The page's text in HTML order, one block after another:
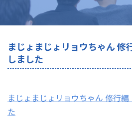
まじょまじょリョウちゃん
しました
まじょまじょリョウちゃん 修行
た